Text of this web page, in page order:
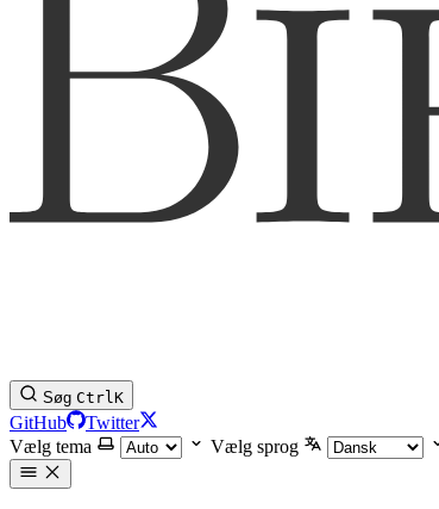
Søg CtrlK
GitHub
Twitter
Vælg tema
Vælg sprog